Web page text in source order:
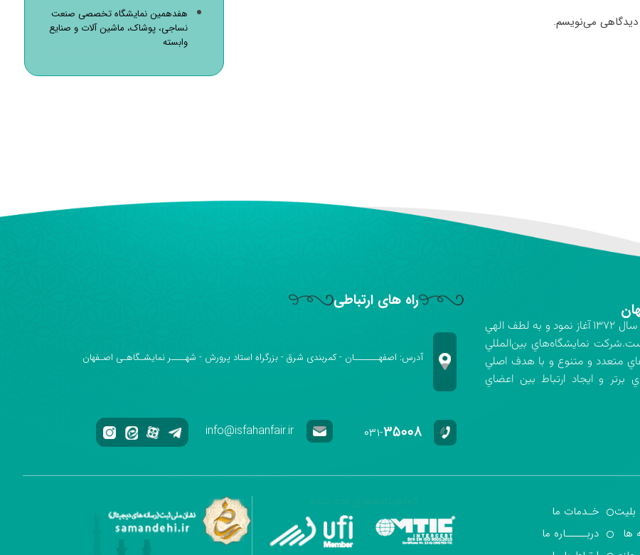
دیدگاهی می‌نویسم.
هفدهمین نمایشگاه تخصصی صنعت
نساجی، پوشاک، ماشین آلات و صنایع
وابسته
شركت نمايشگاه‌هاي بين‌المللي استان اصفهان فعاليت خود را در سال ۱۳۷۲ آغاز نمود و به لطف الهي
نمايشگاه‌هاي بين‌المللي
متعدد و متنوع و با هدف اصلي
و ايجاد ارتباط بين اعضاي
راه های ارتباطی
آدرس: اصفهـــــــان - کمربندی شرق - بزرگراه استاد پرورش - شهــــر نمایشـگاهـی اصـفهان
۰۳۱-۳۵۰۰۸ info@isfahanfair.ir
بلیت
ها
خـدمات ما
دربـــــاره ما